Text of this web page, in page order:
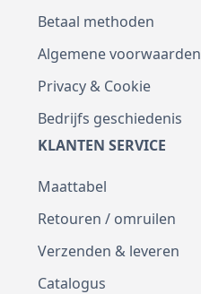
Betaal methoden
Algemene voorwaarden
Privacy & Cookie
Bedrijfs geschiedenis
KLANTEN SERVICE
Maattabel
Retouren / omruilen
Verzenden & leveren
Catalogus